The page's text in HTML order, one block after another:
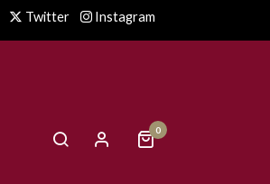
Twitter Instagram
0